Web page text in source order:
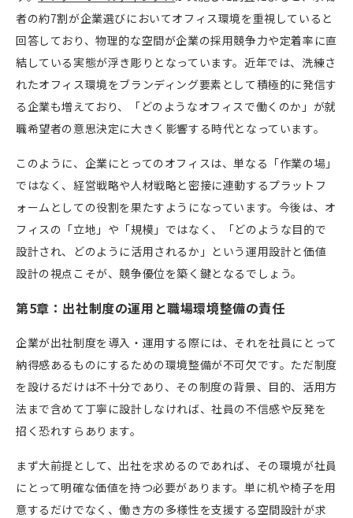
者の約7割が企業選びにおいてオフィス環境を重視していると
回答しており、物理的な空間が企業の採用競争力や定着率に直
結している実態が浮き彫りとなっています。近年では、洗練さ
れたオフィス環境をブランディング要素として積極的に発信す
る企業も増えており、「どのようなオフィスで働くのか」が就
職希望者の意思決定に大きく影響する時代となっています。
このように、企業にとってのオフィスは、単なる「作業の場」
ではなく、経営戦略や人材戦略と密接に連動するプラットフ
ォームとしての役割を果たすようになっています。今後は、オ
フィスの「立地」や「規模」ではなく、「どのような目的で
設計され、どのように活用されるか」という運用設計と価値
設計の視点こそが、競争優位を築く鍵となるでしょう。
第5章：出社制度の運用と職場環境整備の責任
企業が出社制度を導入・運用する際には、それを社員にとって
納得感あるものにするための環境整備が不可欠です。ただ制度
を設けるだけは不十分であり、その制度の背景、目的、活用方
法まで含めて丁寧に設計しなければ、社員の不信感や反発を
招く恐れすらあります。
まず大前提として、出社を求めるのであれば、その環境が社員
にとって明確な価値を持つ必要があります。単に机や椅子を用
意するだけでなく、働き方の多様性を支援する空間設計が求